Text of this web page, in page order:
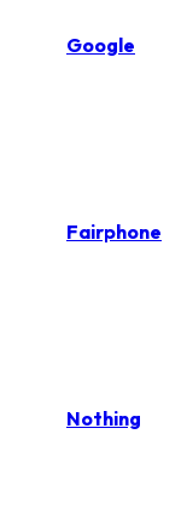
Google
Fairphone
Nothing